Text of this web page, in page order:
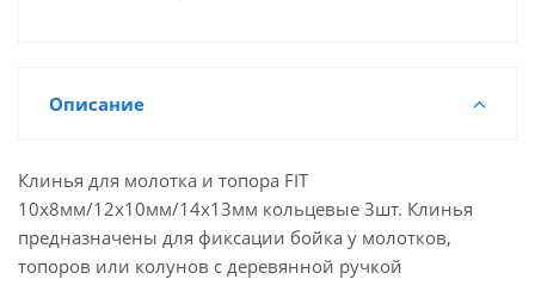
Описание
Клинья для молотка и топора FIT
10х8мм/12х10мм/14х13мм кольцевые 3шт. Клинья
предназначены для фиксации бойка у молотков,
топоров или колунов с деревянной ручкой